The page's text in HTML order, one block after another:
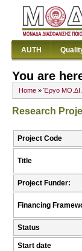
AUTH
You are
Home » Έργο
Research
Project Code
Title
Project Funder:
Financing
Status
Start date